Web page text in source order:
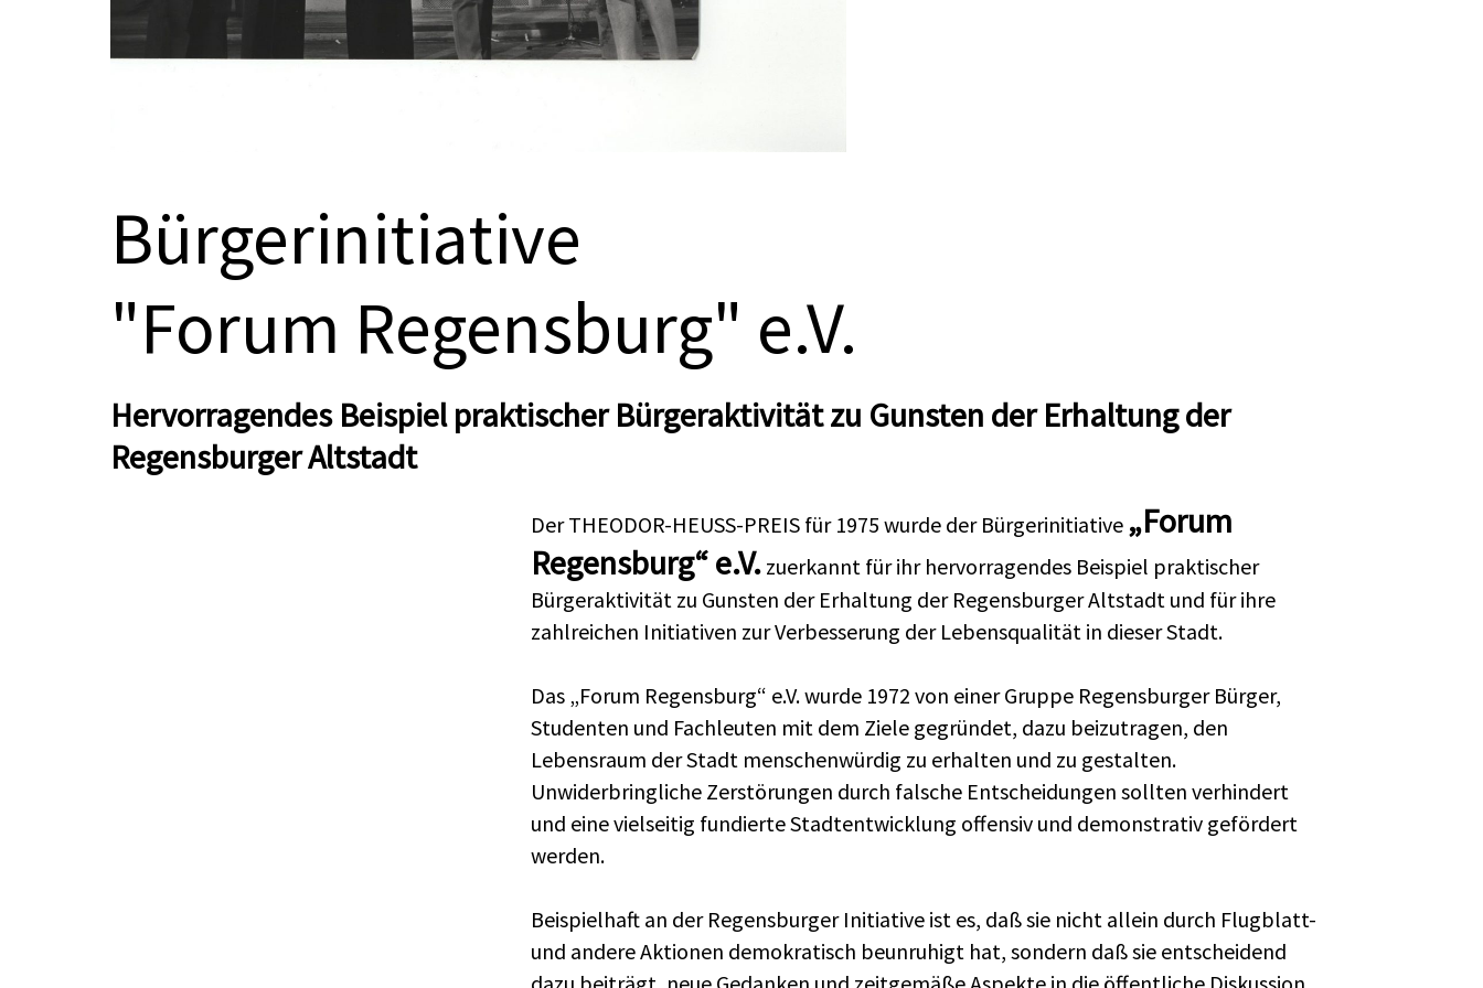
Bürgerinitiative
"Forum Regensburg" e.V.
Hervorragendes Beispiel praktischer Bürgeraktivität zu Gunsten der Erhaltung der
Regensburger Altstadt
Der THEODOR-HEUSS-PREIS für 1975 wurde der Bürgerinitiative „Forum
Regensburg“ e.V. zuerkannt für ihr hervorragendes Beispiel praktischer
Bürgeraktivität zu Gunsten der Erhaltung der Regensburger Altstadt und für ihre
zahlreichen Initiativen zur Verbesserung der Lebensqualität in dieser Stadt.
Das „Forum Regensburg“ e.V. wurde 1972 von einer Gruppe Regensburger Bürger,
Studenten und Fachleuten mit dem Ziele gegründet, dazu beizutragen, den
Lebensraum der Stadt menschenwürdig zu erhalten und zu gestalten.
Unwiderbringliche Zerstörungen durch falsche Entscheidungen sollten verhindert
und eine vielseitig fundierte Stadtentwicklung offensiv und demonstrativ gefördert
werden.
Beispielhaft an der Regensburger Initiative ist es, daß sie nicht allein durch Flugblatt-
und andere Aktionen demokratisch beunruhigt hat, sondern daß sie entscheidend